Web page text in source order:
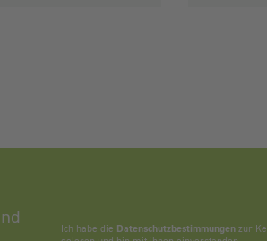
Ich habe die Datenschutzbestimmungen zur